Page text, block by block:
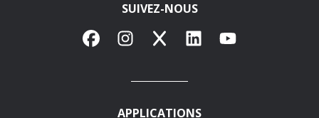
SUIVEZ-NOUS
FacebookInstagram
X LinkedInYouTube
APPLICATIONS